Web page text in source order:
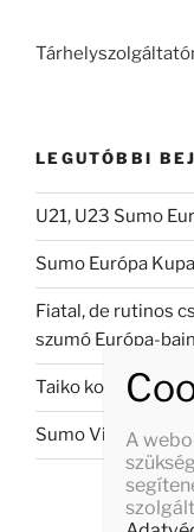
LEGUTÓBBI
U21, U23 Sumo
Sumo Európa
Fiatal, de rutinos
szumó Európa-
Taiko koncert
Sumo
A